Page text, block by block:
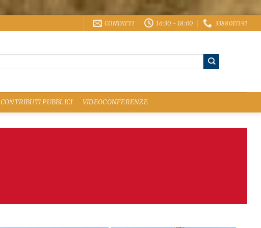
CONTATTI 16:30 - 18:00 3388017391
CONTRIBUTI PUBBLICI VIDEOCONFERENZE